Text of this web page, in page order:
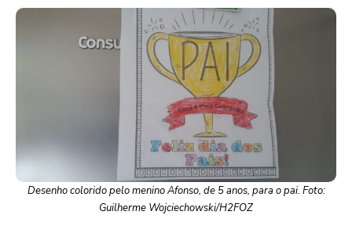
Desenho colorido pelo menino Afonso, de 5 anos, para o pai. Foto:
Guilherme Wojciechowski/H2FOZ